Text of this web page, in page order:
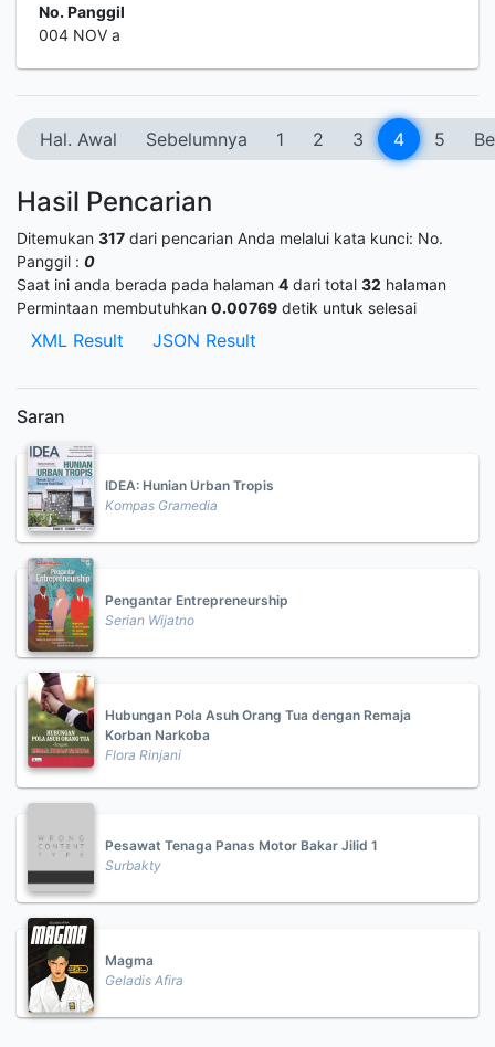
No. Panggil
004 NOV a
Hal. Awal Sebelumnya 1 2 3 4 5
Hasil Pencarian
Ditemukan 317 dari pencarian Anda melalui kata kunci: No.
Panggil : 0
Saat ini anda berada pada halaman 4 dari total 32 halaman
Permintaan membutuhkan 0.00769 detik untuk selesai
XML Result JSON Result
Saran
IDEA: Hunian Urban Tropis
Kompas Gramedia
Pengantar Entrepreneurship
Serian Wijatno
Hubungan Pola Asuh Orang Tua dengan Remaja
Korban Narkoba
Flora Rinjani
Pesawat Tenaga Panas Motor Bakar Jilid 1
Surbakty
Magma
Geladis Afira